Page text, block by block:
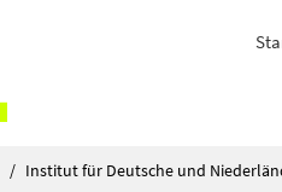
/ Institut für Deutsche und